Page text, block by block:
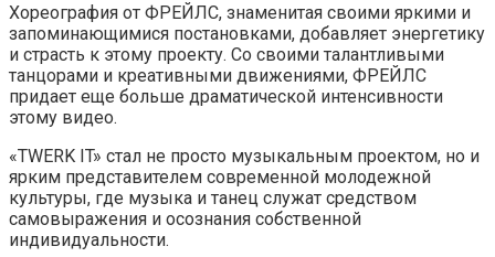
Хореография от ФРЕЙЛС, знаменитая своими яркими и
запоминающимися постановками, добавляет энергетику
и страсть к этому проекту. Со своими талантливыми
танцорами и креативными движениями, ФРЕЙЛС
придает еще больше драматической интенсивности
этому видео.
«TWERK IT» стал не просто музыкальным проектом, но и
ярким представителем современной молодежной
культуры, где музыка и танец служат средством
самовыражения и осознания собственной
индивидуальности.